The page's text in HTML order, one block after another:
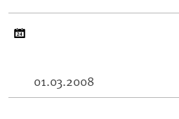
01.03.2008